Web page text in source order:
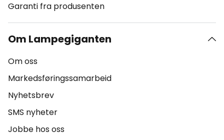
Garanti fra produsenten
Om Lampegiganten
Om oss
Markedsføringssamarbeid
Nyhetsbrev
SMS nyheter
Jobbe hos oss